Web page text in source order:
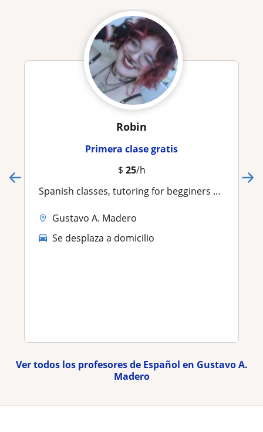
Robin
Primera clase gratis
$ 25/h
Spanish classes, tutoring for begginers or advanced
Gustavo A. Madero
Se desplaza a domicilio
Ver todos los profesores de Español en Gustavo A.
Madero